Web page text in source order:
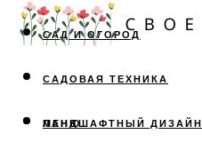
САД И ОГОРОД
САДОВАЯ ТЕХНИКА
ЛАНДШАФТНЫЙ ДИЗАЙН
МЕНЮ